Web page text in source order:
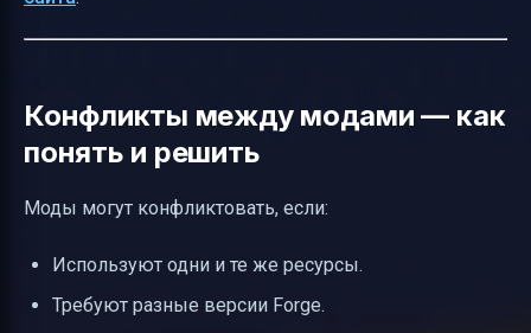
Конфликты между модами — как
понять и решить
Моды могут конфликтовать, если:
Используют одни и те же ресурсы.
Требуют разные версии Forge.